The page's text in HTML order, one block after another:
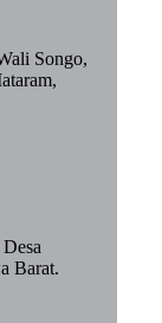
Songo,
Barat.